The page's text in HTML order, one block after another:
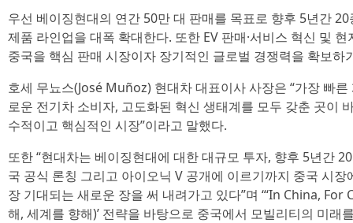
우선 베이징현대의 연간 50만 대 판매를 목표로 향후 5년간
제품 라인업을 대폭 확대한다. 또한 EV 판매·서비스 혁신 및
중국을 핵심 판매 시장이자 장기적인 글로벌 경쟁력을 확보하
호세 무뇨스(José Muñoz) 현대차 대표이사 사장은 “가장 빠
로운 전기차 소비자, 고도화된 혁신 생태계를 모두 갖춘 곳이
수적이고 핵심적인 시장”이라고 말했다.
또한 “현대차는 베이징현대에 대한 대규모 투자, 향후 5년간
국 공식 론칭 그리고 아이오닉 V 공개에 이르기까지 중국 시
장 기대되는 새로운 장을 써 내려가고 있다”며 “‘In China,
해, 세계를 향해)’ 전략을 바탕으로 중국에서 모빌리티의 미래